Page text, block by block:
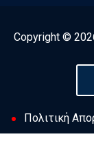
Copyright ©
Πολιτική